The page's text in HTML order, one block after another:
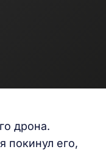
дрона.
покинул его,